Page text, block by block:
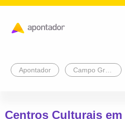
Apontador
Centros Culturais em